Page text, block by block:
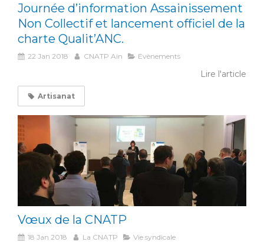
Journée d’information Assainissement
Non Collectif et lancement officiel de la
charte Qualit’ANC.
22 Jan 2018 CNATP Ain Evènements
Lire l'article
Artisanat
Vœux de la CNATP
18 Jan 2018 La CNATP Vie syndicale